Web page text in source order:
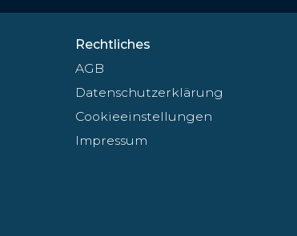
Rechtliches
AGB
Datenschutzerklärung
Cookieeinstellungen
Impressum